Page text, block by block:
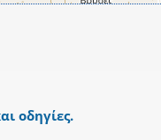
οδηγίες.